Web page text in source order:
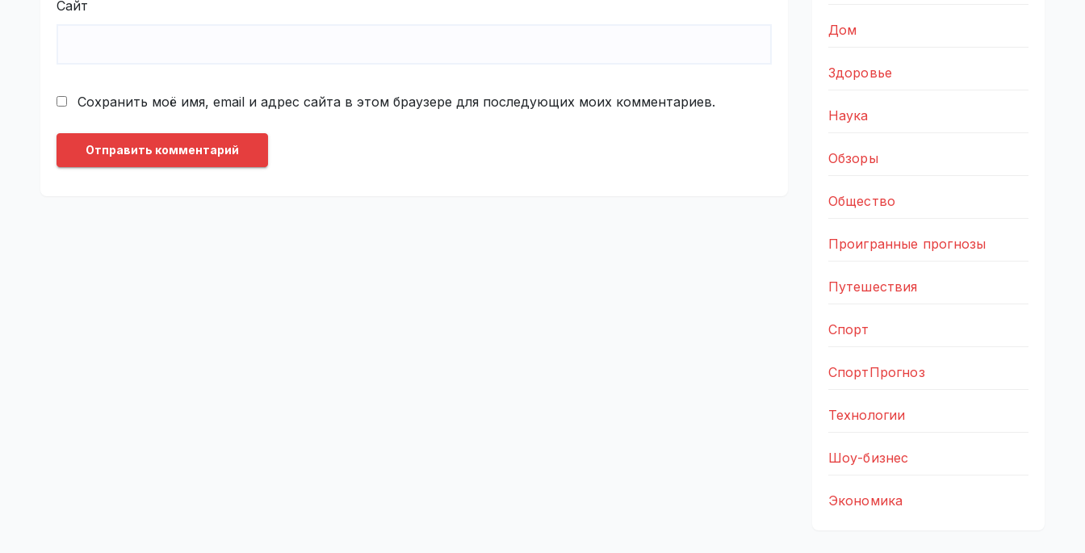
Сайт
Сохранить моё имя, email и адрес сайта в этом браузере для последующих моих комментариев.
Дом
Здоровье
Наука
Обзоры
Общество
Проигранные прогнозы
Путешествия
Спорт
СпортПрогноз
Технологии
Шоу-бизнес
Экономика